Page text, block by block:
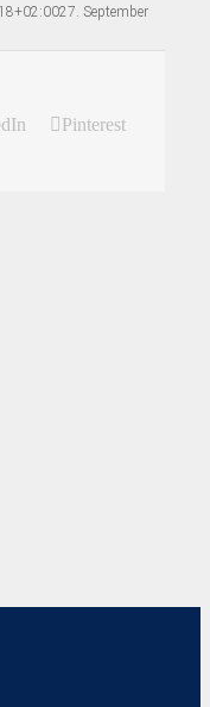
27. September
Pinterest